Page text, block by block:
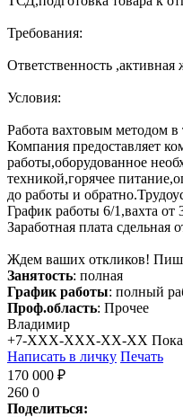
Требования:
Ответственность
Условия:
Работа вахтовым методом в
Компания предоставляет
работы,оборудованное
техникой,горячее
до работы и
График работы 6/1,вахта от
Заработная плата сдельная
Ждем ваших откликов!
Занятость: полная
График работы: полный
Проф.область: Прочее
Владимир
+7-XXX-XXX-XX-XX
Написать в личку Печать
170 000 ₽
260 0
Поделиться: